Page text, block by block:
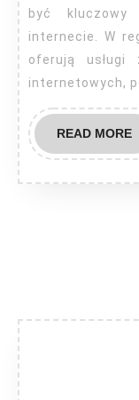
być
internecie. W
oferują usługi
internetowych,
READ MORE